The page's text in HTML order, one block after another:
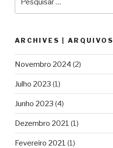
ARCHIVES | ARQUIVOS
Novembro 2024 (2)
Julho 2023 (1)
Junho 2023 (4)
Dezembro 2021 (1)
Fevereiro 2021 (1)